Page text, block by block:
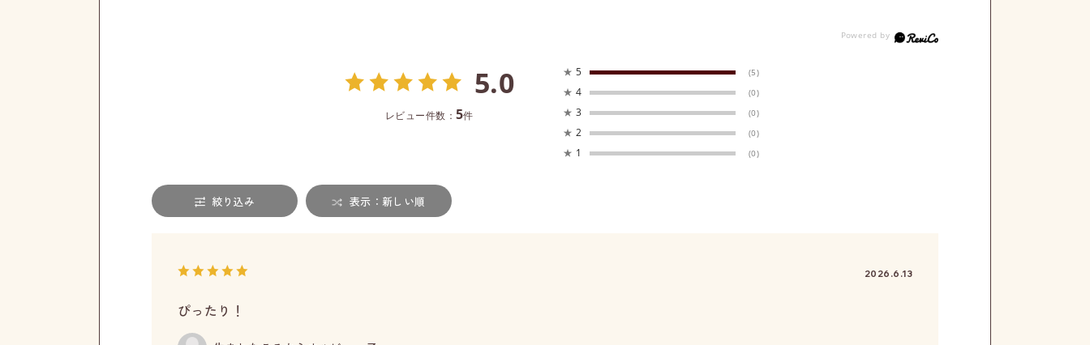
5.0
レビュー件数： 5件
★ 5 (5)
★ 4 (0)
★ 3 (0)
★ 2 (0)
★ 1 (0)
絞り込み 表示：新しい順
2026.6.13
ぴったり！